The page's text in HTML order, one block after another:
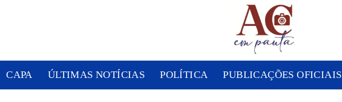
CAPA ÚLTIMAS NOTÍCIAS POLÍTICA PUBLICAÇÕES OFICIAIS